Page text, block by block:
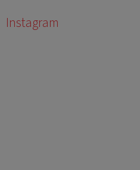
Instagram